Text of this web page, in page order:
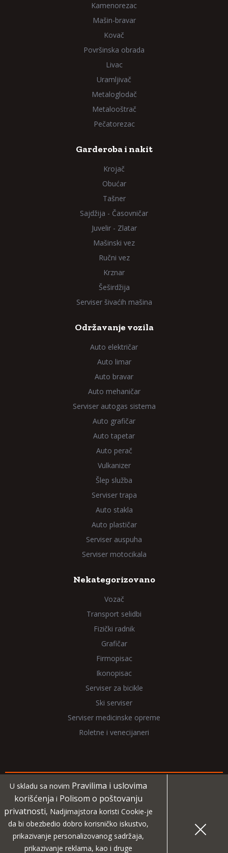
Kamenorezac
Mašin-bravar
Kovač
Površinska obrada
Livac
Uramljivač
Metaloglodač
Metalooštrač
Pečatorezac
Garderoba i nakit
Krojač
Obućar
Tašner
Sajdžija - Časovničar
Juvelir - Zlatar
Mašinski vez
Ručni vez
Krznar
Šeširdžija
Serviser šivaćih mašina
Održavanje vozila
Auto električar
Auto limar
Auto bravar
Auto mehaničar
Serviser autogas sistema
Auto grafičar
Auto tapetar
Auto perač
Vulkanizer
Šlep služba
Serviser trapa
Auto stakla
Auto plastičar
Serviser auspuha
Serviser motocikala
Nekategorizovano
Vozač
Transport selidbi
Fizički radnik
Grafičar
Firmopisac
Ikonopisac
Serviser za bicikle
Ski serviser
Serviser medicinske opreme
Roletne i venecijaneri
Copyright 2026 NadjiMajstora.rs
Informacije i grafički elementi su vlasništvo veb sajta
NadjiMajstora
Projekat digitalne agencije
U skladu sa novim Pravilima i uslovima
korišćenja i Polisom o poštovanju
privatnosti, Nadjimajstora koristi Cookie-je
da bi obezbedio dobro korisničko iskustvo,
prikazivanje personalizovanog sadržaja,
prikazivanje reklama, kao i druge